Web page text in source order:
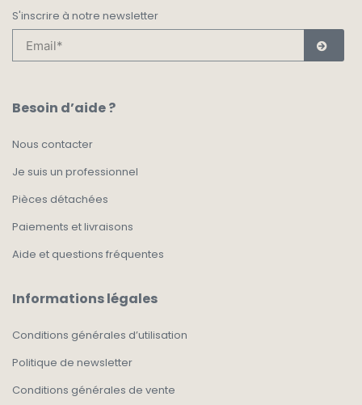
S'inscrire à notre newsletter
Besoin d’aide ?
Nous contacter
Je suis un professionnel
Pièces détachées
Paiements et livraisons
Aide et questions fréquentes
Informations légales
Conditions générales d’utilisation
Politique de newsletter
Conditions générales de vente